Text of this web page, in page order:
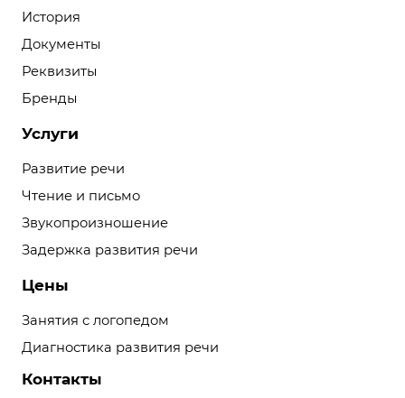
История
Документы
Реквизиты
Бренды
Услуги
Развитие речи
Чтение и письмо
Звукопроизношение
Задержка развития речи
Цены
Занятия с логопедом
Диагностика развития речи
Контакты